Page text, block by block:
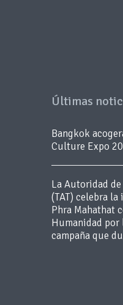
Últimas
Bangkok
Culture Expo
La Autoridad
(TAT) celebra
Phra Mahathat
Humanidad por
campaña que